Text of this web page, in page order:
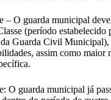
– O guarda municipal
(período estabelecido
Guarda Civil Municipal),
assim como maior
O guarda municipal já